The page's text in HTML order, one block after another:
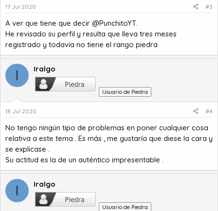
17 Jul 2020 #3
A ver que tiene que decir @PunchitoYT.
He revisado su perfil y resulta que lleva tres meses
registrado y todavia no tiene el rango piedra
I Iralgo
Usuario de Piedra
18 Jul 2020 #4
No tengo ningún tipo de problemas en poner cualquier cosa
relativa a este tema . Es más , me gustaría que diese la cara y
se explicase .
Su actitud es la de un auténtico impresentable .
I Iralgo
Usuario de Piedra